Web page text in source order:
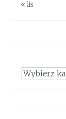
« lis
Kategorie